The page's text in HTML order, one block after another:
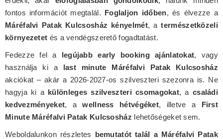
fontos információt megtalál. Foglaljon időben, és élvezze a
Máréfalvi Patak Kulcsosház kényelmét, atermészetközeli
környezetet és a vendégszerető fogadtatást.
Fedezze fel a legújabb early booking ajánlatokat, vagy
használja ki a last minute Máréfalvi Patak Kulcsosház
akciókat – akár a 2026-2027-os szilveszteri szezonra is. Ne
hagyja ki a különleges szilveszteri csomagokat, a családi
kedvezményeket, awellness hétvégéket, illetve a First
Minute Máréfalvi Patak Kulcsosház lehetőségeket sem.
Weboldalunkon részletes bemutatót talál a Máréfalvi Patak